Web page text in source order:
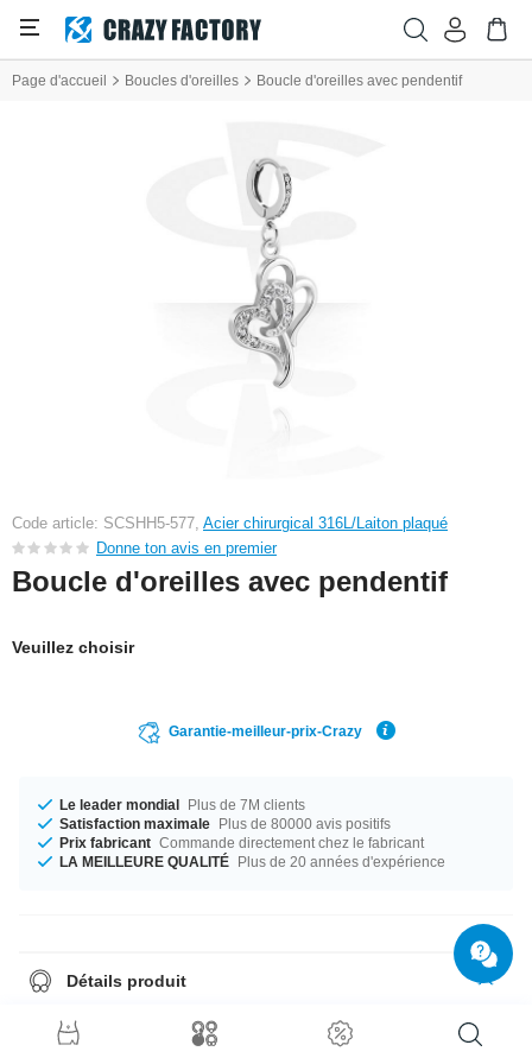
Page d'accueil Boucles d'oreilles Boucle d'oreilles avec pendentif
Code article: SCSHH5-577, Acier chirurgical 316L/Laiton plaqué
Donne ton avis en premier
Boucle d'oreilles avec pendentif
Veuillez choisir
Garantie-meilleur-prix-Crazy
Le leader mondial Plus de 7M clients
Satisfaction maximale Plus de 80000 avis positifs
Prix fabricant Commande directement chez le fabricant
LA MEILLEURE QUALITÉ Plus de 20 années d'expérience
Détails produit
color is Crystal which makes it the ideal companion. Un beau piercing
d'une qualité irréprochable à un prix imbattable tout frais sorti de notre